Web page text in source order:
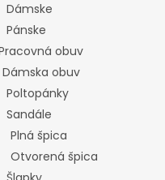
Dámske
Pánske
obuv
Dámska obuv
Poltopánky
Sandále
Plná špica
Otvorená špica